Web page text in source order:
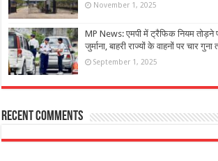
November 1, 2025
MP News: एमपी में ट्रैफिक नियम तोड़ने
जुर्माना, बाहरी राज्यों के वाहनों पर चार गुना
September 1, 2025
Recent Comments